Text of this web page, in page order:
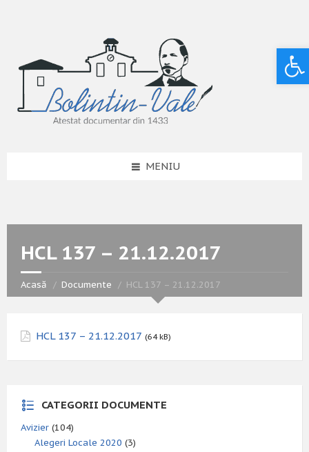
MENIU
HCL 137 – 21.12.2017
Acasă Documente HCL 137 – 21.12.2017
HCL 137 – 21.12.2017 (64 kB)
CATEGORII DOCUMENTE
Avizier (104)
Alegeri Locale 2020 (3)
Deschide bara de unelte